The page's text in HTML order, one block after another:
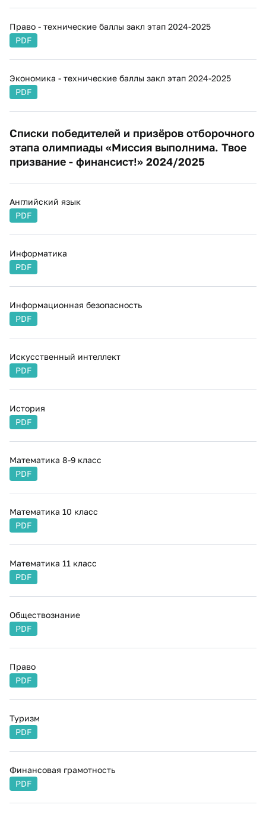
Право - технические баллы закл этап 2024-2025
PDF
Экономика - технические баллы закл этап 2024-2025
PDF
Списки победителей и призёров отборочного
этапа олимпиады «Миссия выполнима. Твое
призвание - финансист!» 2024/2025
Английский язык
PDF
Информатика
PDF
Информационная безопасность
PDF
Искусственный интеллект
PDF
История
PDF
Математика 8-9 класс
PDF
Математика 10 класс
PDF
Математика 11 класс
PDF
Обществознание
PDF
Право
PDF
Туризм
PDF
Финансовая грамотность
PDF